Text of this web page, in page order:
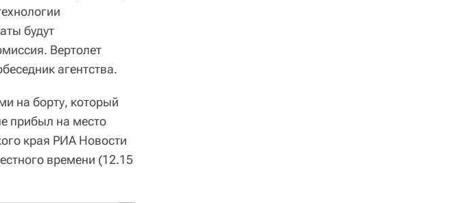
будут
Вертолет
агентства.
на борту, который
прибыл на место
края РИА Новости
времени (12.15